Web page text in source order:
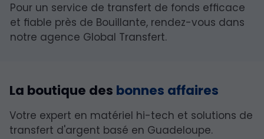
Pour un service de transfert de fonds efficace
et fiable près de Bouillante, rendez-vous dans
notre agence Global Transfert.
La boutique des bonnes affaires
Votre expert en matériel hi-tech et solutions de
transfert d'argent basé en Guadeloupe.